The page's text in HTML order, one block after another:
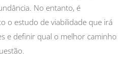
No entanto, é
o estudo de viabilidade que irá
e definir qual o melhor caminho